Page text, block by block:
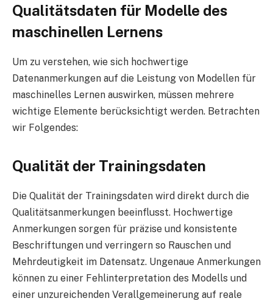
Qualitätsdaten für Modelle des
maschinellen Lernens
Um zu verstehen, wie sich hochwertige
Datenanmerkungen auf die Leistung von Modellen für
maschinelles Lernen auswirken, müssen mehrere
wichtige Elemente berücksichtigt werden. Betrachten
wir Folgendes:
Qualität der Trainingsdaten
Die Qualität der Trainingsdaten wird direkt durch die
Qualitätsanmerkungen beeinflusst. Hochwertige
Anmerkungen sorgen für präzise und konsistente
Beschriftungen und verringern so Rauschen und
Mehrdeutigkeit im Datensatz. Ungenaue Anmerkungen
können zu einer Fehlinterpretation des Modells und
einer unzureichenden Verallgemeinerung auf reale